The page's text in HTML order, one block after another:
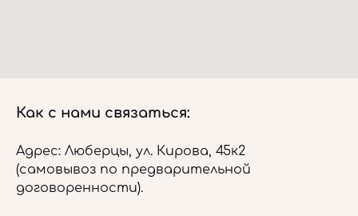
Как с нами связаться:
Адрес: Люберцы, ул. Кирова, 45к2
(самовывоз по предварительной
договоренности).